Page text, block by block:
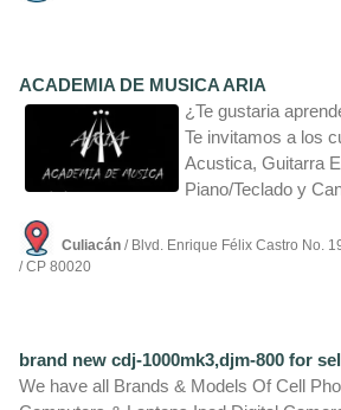
ACADEMIA DE MUSICA ARIA
¿Te gustaria
Te invitamos a los
Acustica, Guitarra
Piano/Teclado y
Culiacán / Blvd. Enrique Félix Castro No.
/ CP 80020
brand new cdj-1000mk3,djm-800 for
We have all Brands & Models Of Cell